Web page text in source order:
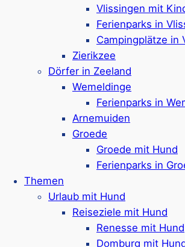
Vlissingen mit
Ferienparks in
Campingplätze in
Zierikzee
Dörfer in Zeeland
Wemeldinge
Ferienparks in
Arnemuiden
Groede
Groede mit Hund
Ferienparks in
Themen
Urlaub mit Hund
Reiseziele mit Hund
Renesse mit Hund
Domburg mit
Die Landal-Ferienparks in und um
bieten zahlreiche Aktivitäten für
Alters. In vielen Parks finden Sie
Freizeitangebote wieSpielplätze
Fahrradverleih. Familien
allem diekindgerechten
Ferienparks, während aktive Gäste
Wassersportmöglichkeiten nutzen.
wie Hof Domburg bieten zudem
und Wellness-Bereiche
Urlaubstage. So hat man im
perfekte Mischung aus Erholung,
und Zeit mit der Familie.